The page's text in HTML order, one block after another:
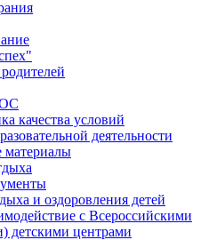
качества условий
деятельности
и оздоровления детей
с Всероссийскими
детскими центрами